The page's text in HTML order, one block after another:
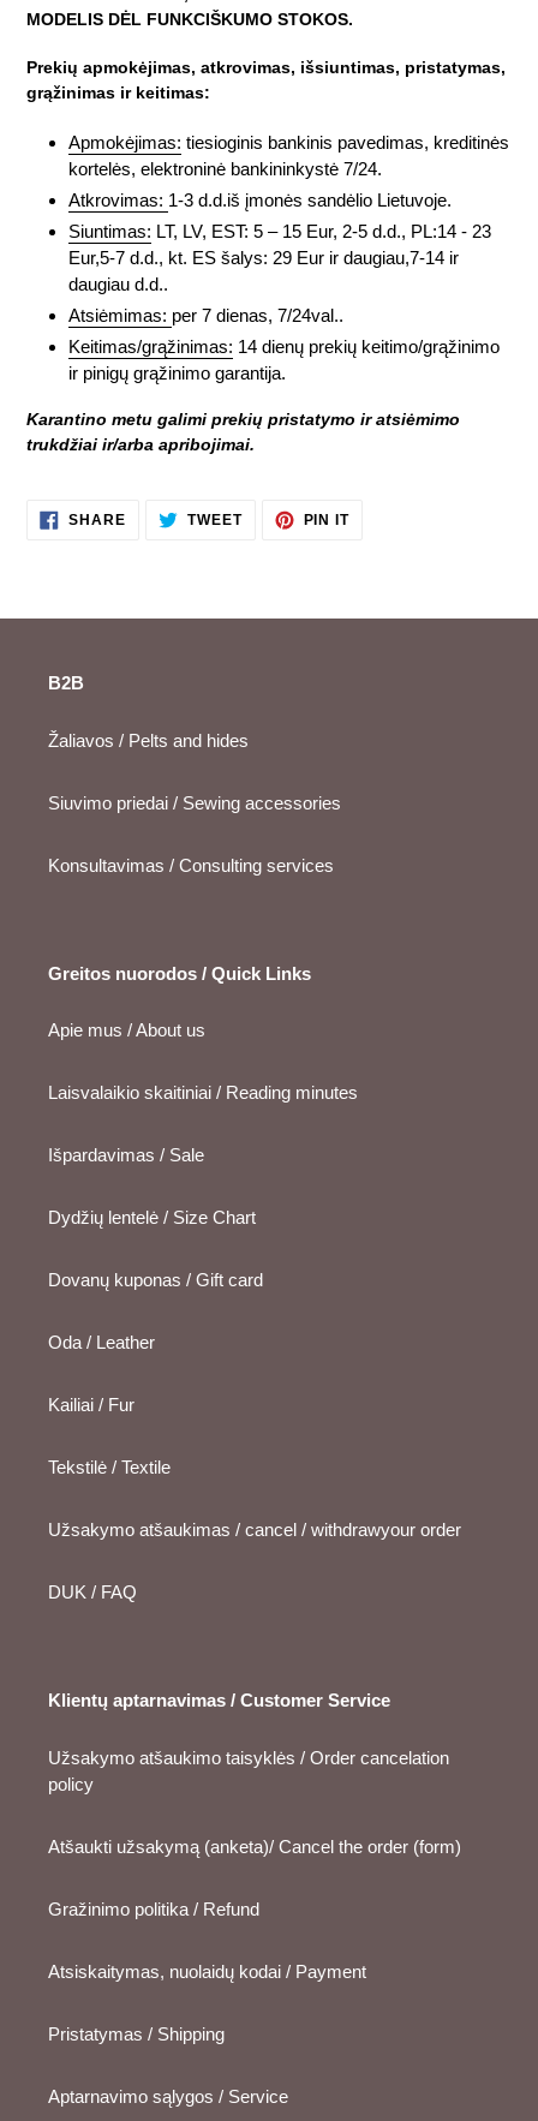
MODELIS DĖL FUNKCIŠKUMO STOKOS.
Prekių apmokėjimas, atkrovimas, išsiuntimas, pristatymas,
grąžinimas ir keitimas:
Apmokėjimas: tiesioginis bankinis pavedimas, kreditinės
kortelės, elektroninė bankininkystė 7/24.
Atkrovimas: 1-3 d.d.iš įmonės sandėlio Lietuvoje.
Siuntimas: LT, LV, EST: 5 – 15 Eur, 2-5 d.d., PL:14 - 23
Eur,5-7 d.d., kt. ES šalys: 29 Eur ir daugiau,7-14 ir
daugiau d.d..
Atsiėmimas: per 7 dienas, 7/24val..
Keitimas/grąžinimas: 14 dienų prekių keitimo/grąžinimo
ir pinigų grąžinimo garantija.
Karantino metu galimi prekių pristatymo ir atsiėmimo
trukdžiai ir/arba apribojimai.
SHARESHARE TWEETTWEET
PIN ITPIN
B2B
Žaliavos / Pelts and hides
Siuvimo priedai / Sewing accessories
Konsultavimas / Consulting services
Greitos nuorodos / Quick Links
Apie mus / About us
Laisvalaikio skaitiniai / Reading minutes
Išpardavimas / Sale
Dydžių lentelė / Size Chart
Dovanų kuponas / Gift card
Oda / Leather
Kailiai / Fur
Tekstilė / Textile
Užsakymo atšaukimas / cancel / withdrawyour order
DUK / FAQ
Klientų aptarnavimas / Customer Service
Užsakymo atšaukimo taisyklės / Order cancelation
policy
Atšaukti užsakymą (anketa)/ Cancel the order (form)
Gražinimo politika / Refund
Atsiskaitymas, nuolaidų kodai / Payment
Pristatymas / Shipping
Aptarnavimo sąlygos / Service